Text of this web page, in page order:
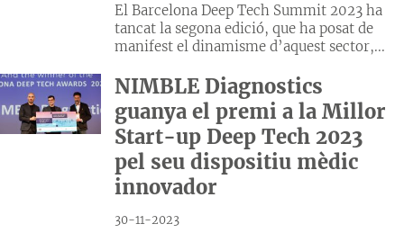
El Barcelona Deep Tech Summit 2023 ha
tancat la segona edició, que ha posat de
manifest el dinamisme d’aquest sector,...
NIMBLE Diagnostics
guanya el premi a la Millor
Start-up Deep Tech 2023
pel seu dispositiu mèdic
innovador
30-11-2023